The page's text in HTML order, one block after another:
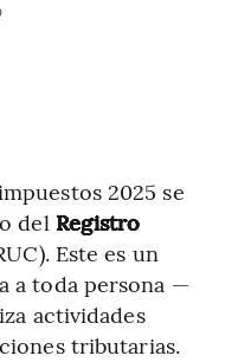
2025 se
del Registro
Este es un
a toda persona —
actividades
tributarias.